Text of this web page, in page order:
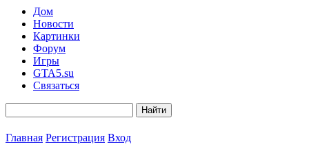
Дом
Новости
Картинки
Форум
Игры
GTA5.su
Связаться
Главная Регистрация Вход